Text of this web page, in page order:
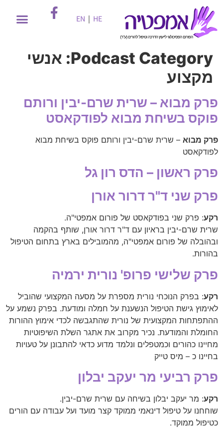
EN | HE
Podcast Category: אנשי
מקצוע
פרק מבוא – שרית שרם-יבין ורותם
פוקס בשיחת מבוא לפודקאסט
פרק מבוא – שרית שרם-יבין ורותם פוקס בשיחת מבוא
לפודקאסט
פרק ראשון – הדס רון גל
פרק שני ד"ר דרור אורן
רקע: פרק שני בפודקאסט של פורום אמפטי"ה.
שרית שרם-יבין בראיון עם ד"ר דרור אורן, שותף בהקמה
ובהובלה של פורום אמפטי"ה, מהמובילים בארץ בתחום הטיפול
בהורות.
פרק שלישי פרופ' נורית ירמיה
רקע: בפרק הנוכחי נורית מספרת על מסעה המקצועי שהוביל
לאימוץ גישת הטיפול הנשענת על חמלה ומודעת. בפרק נשמע על
ההתפתחות המקצועית של נורית שהתגבשה לכדי אימוץ ההורות
החומלת והמודעת. נכיר מקרוב את אתגר השלת השיפוטיות
מחיינו כהורים וכמטפלים ונלמד מדוע כדאי להתבונן על טעויות
בחיינו כ – מיס טייק
פרק רביעי מר יעקב יבלון
רקע: מר יעקב יבלון בשיחה עם שרית שרם-יבין.
שוחחנו על טיפול דינאמי ממוקד קצר מועד ועל עבודה עם הורים
כטיפול ממוקד.